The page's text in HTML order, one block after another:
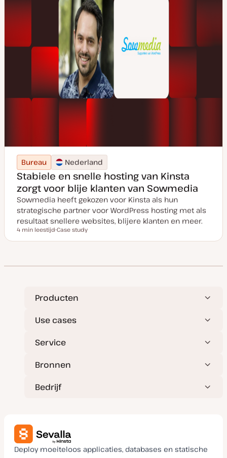
Bureau Nederland
Stabiele en snelle hosting van Kinsta
zorgt voor blije klanten van Sowmedia
Sowmedia heeft gekozen voor Kinsta als hun
strategische partner voor WordPress hosting met als
resultaat snellere websites, blijere klanten en meer.
Leestijd
4 min leestijd
o
Case study
Producten
Use cases
Service
Bronnen
Bedrijf
Deploy moeiteloos applicaties, databases en statische